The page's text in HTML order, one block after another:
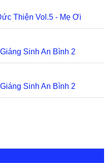
Thiện Vol.5 - Mẹ Ơi
Giáng Sinh An Bình 2
Giáng Sinh An Bình 2